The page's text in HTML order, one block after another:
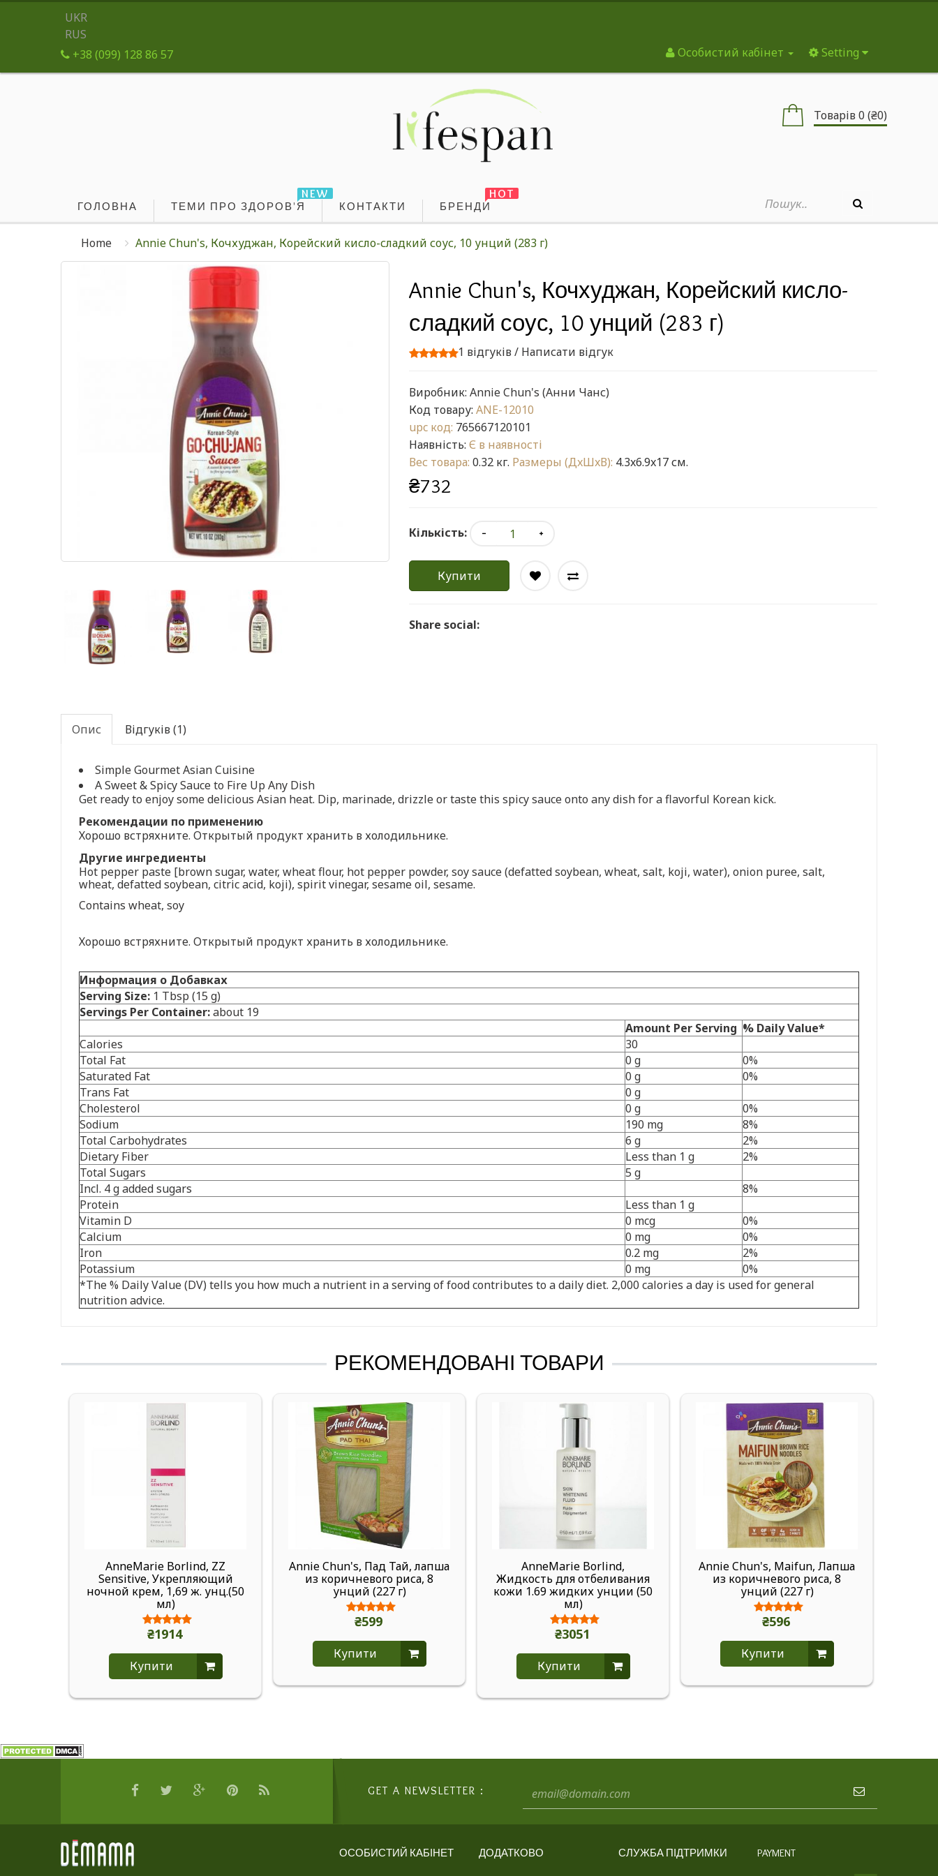
UKR
RUS
Особистий кабінет
Setting
+38 (099) 128 86 57
Товарів 0 (₴0)
ГОЛОВНА
NEW
ТЕМИ ПРО ЗДОРОВ'Я КОНТАКТИ
HOT
БРЕНДИ
Home Annie Chun's, Кочхуджан, Корейский кисло-сладкий соус, 10 унций (283 г)
Annie Chun's, Кочхуджан, Корейский кисло-
сладкий соус, 10 унций (283 г)
1 відгуків/ Написати відгук
Виробник:Annie Chun's (Анни Чанс)
Код товару:ANE-12010
upc код: 765667120101
Наявність:Є в наявності
Вес товара: 0.32 кг. Размеры (ДxШxВ): 4.3x6.9x17 см.
₴732
Кількість:
Купити
Share social:
Опис Відгуків (1)
Simple Gourmet Asian Cuisine
A Sweet & Spicy Sauce to Fire Up Any Dish
Get ready to enjoy some delicious Asian heat. Dip, marinade, drizzle or taste this spicy sauce onto any dish for a flavorful Korean kick.
Рекомендации по применению
Хорошо встряхните. Открытый продукт хранить в холодильнике.
Другие ингредиенты
Hot pepper paste [brown sugar, water, wheat flour, hot pepper powder, soy sauce (defatted soybean, wheat, salt, koji, water), onion puree, salt,
wheat, defatted soybean, citric acid, koji), spirit vinegar, sesame oil, sesame.
Contains wheat, soy
Хорошо встряхните. Открытый продукт хранить в холодильнике.
Информация о Добавках
Serving Size: 1 Tbsp (15 g)
Servings Per Container:about 19
Amount Per Serving % Daily Value*
Calories
30
Total Fat
0 g
0%
Saturated Fat
0 g
0%
Trans Fat
0 g
Cholesterol
0 g
0%
Sodium
190 mg
8%
Total Carbohydrates
6 g
2%
Dietary Fiber
Less than 1 g
2%
Total Sugars
5 g
Incl. 4 g added sugars
8%
Protein
Less than 1 g
Vitamin D
0 mcg
0%
Calcium
0 mg
0%
Iron
0.2 mg
2%
Potassium
0 mg
0%
*The % Daily Value (DV) tells you how much a nutrient in a serving of food contributes to a daily diet. 2,000 calories a day is used for general
nutrition advice.
РЕКОМЕНДОВАНІ ТОВАРИ
AnneMarie Borlind, ZZ
Sensitive, Укрепляющий
ночной крем, 1,69 ж. унц.(50
мл)
₴1914
Купити
Annie Chun's, Пад Тай, лапша
из коричневого риса, 8
унций (227 г)
₴599
Купити
AnneMarie Borlind,
Жидкость для отбеливания
кожи 1.69 жидких унции (50
мл)
₴3051
Купити
Annie Chun's, Maifun, Лапша
из коричневого риса, 8
унций (227 г)
₴596
Купити
GET A NEWSLETTER :
ОСОБИСТИЙ КАБІНЕТ ДОДАТКОВО СЛУЖБА ПІДТРИМКИ PAYMENT